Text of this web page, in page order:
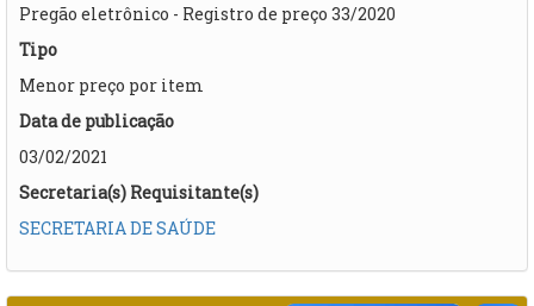
Pregão eletrônico - Registro de preço 33/2020
Tipo
Menor preço por item
Data de publicação
03/02/2021
Secretaria(s) Requisitante(s)
SECRETARIA DE SAÚDE